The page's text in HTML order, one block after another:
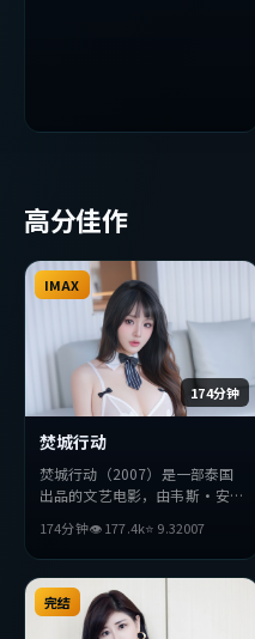
高分佳作
174分钟
IMAX
焚城行动
焚城行动（2007）是一部泰国
出品的文艺电影，由韦斯·安
政民等主演。影片在叙事与视听
上力求突破，探讨人性与抉择，
节奏张弛有度，适合喜欢该类型
的观众完整观看。
174分钟👁177.4k⭐ 9.32007
完结